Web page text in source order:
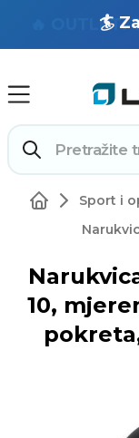
🏄
🔥
Sport i
10,